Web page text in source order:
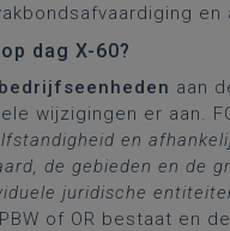
en
dag X-60?
aan
wijzigingen er aan.
en
de gebieden en de
juridische
of OR bestaat en